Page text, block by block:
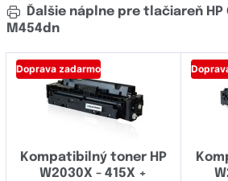
Ďalšie náplne pre tlačiareň HP
M454dn
Doprava zadarmo
Kompatibilný toner HP
W2030X - 415X +